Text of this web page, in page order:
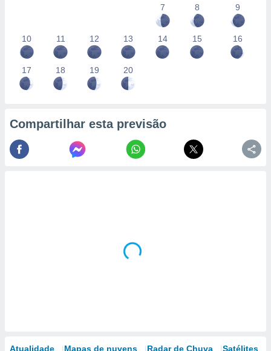
7
8 9
10 11 12 13 14 15 16
17 18 19 20
Compartilhar esta previsão
Atualidade Mapas de nuvens Radar de Chuva Satélites